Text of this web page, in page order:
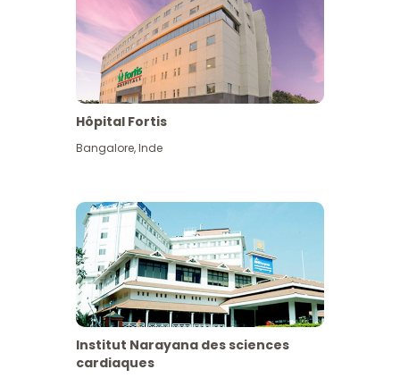
Hôpital Fortis
Bangalore,Inde
Institut Narayana des sciences
cardiaques